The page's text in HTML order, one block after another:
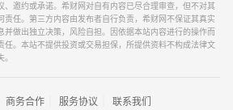
、邀约或承诺。希财网对自有内容已尽合理审查，但不对其
责任。第三方内容由发布者自行负责，希财网不保证其真实
并做出独立决策，风险自担。因依据本站内容进行的操作而
任。本站不提供投资或交易担保，所提供资料不构成法律文
商务合作 服务协议 联系我们